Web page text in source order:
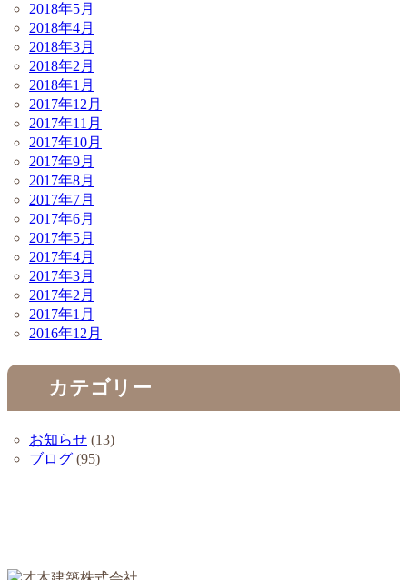
2018年5月
2018年4月
2018年3月
2018年2月
2018年1月
2017年12月
2017年11月
2017年10月
2017年9月
2017年8月
2017年7月
2017年6月
2017年5月
2017年4月
2017年3月
2017年2月
2017年1月
2016年12月
カテゴリー
お知らせ (13)
ブログ (95)